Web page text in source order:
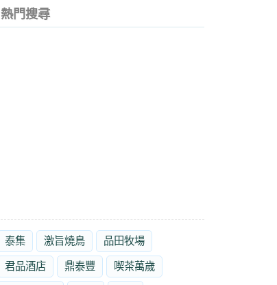
熱門搜尋
泰集 激旨燒鳥 品田牧場
君品酒店 鼎泰豐 喫茶萬歲